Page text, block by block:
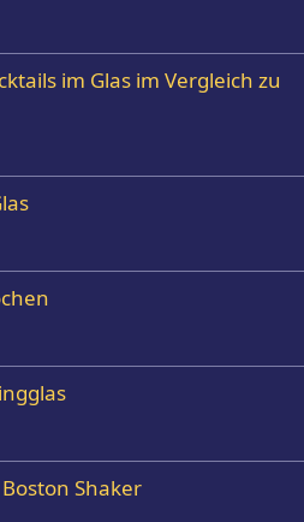
im Glas im Vergleich zu
Shaker